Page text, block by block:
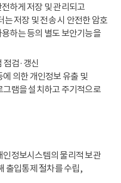
하게 저장 및 관리되고
는 저장 및 전송 시 안전한 암호
하는 등의 별도 보안기능을
점검·갱신
의한 개인정보 유출 및
램을 설치하고 주기적으로
정보시스템의 물리적 보관
출입통제 절차를 수립,